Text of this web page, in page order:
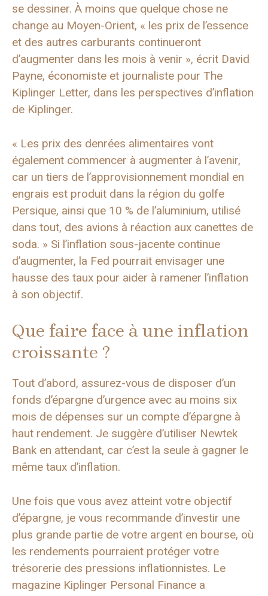
se dessiner. À moins que quelque chose ne
change au Moyen-Orient, « les prix de l’essence
et des autres carburants continueront
d’augmenter dans les mois à venir », écrit David
Payne, économiste et journaliste pour The
Kiplinger Letter, dans les perspectives d’inflation
de Kiplinger.
« Les prix des denrées alimentaires vont
également commencer à augmenter à l’avenir,
car un tiers de l’approvisionnement mondial en
engrais est produit dans la région du golfe
Persique, ainsi que 10 % de l’aluminium, utilisé
dans tout, des avions à réaction aux canettes de
soda. » Si l’inflation sous-jacente continue
d’augmenter, la Fed pourrait envisager une
hausse des taux pour aider à ramener l’inflation
à son objectif.
Que faire face à une inflation
croissante ?
Tout d’abord, assurez-vous de disposer d’un
fonds d’épargne d’urgence avec au moins six
mois de dépenses sur un compte d’épargne à
haut rendement. Je suggère d’utiliser Newtek
Bank en attendant, car c’est la seule à gagner le
même taux d’inflation.
Une fois que vous avez atteint votre objectif
d’épargne, je vous recommande d’investir une
plus grande partie de votre argent en bourse, où
les rendements pourraient protéger votre
trésorerie des pressions inflationnistes. Le
magazine Kiplinger Personal Finance a